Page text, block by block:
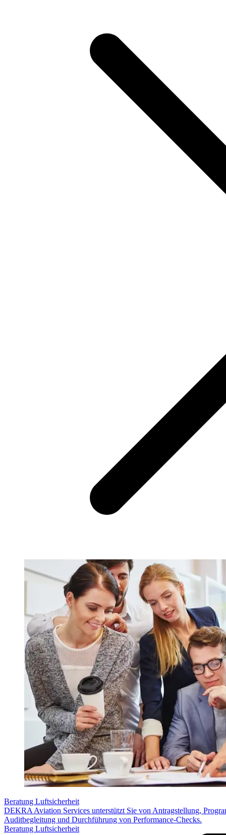
Beratung Luftsicherheit
DEKRA Aviation Services unterstützt Sie von Antragstellung,
Auditbegleitung und Durchführung von Performance-Checks.
Beratung Luftsicherheit